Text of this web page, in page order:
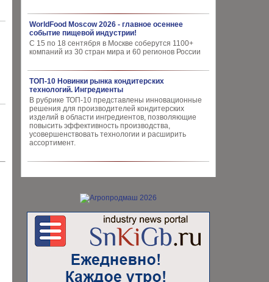
WorldFood Moscow 2026 - главное осеннее
событие пищевой индустрии!
С 15 по 18 сентября в Москве соберутся 1100+
компаний из 30 стран мира и 60 регионов России
ТОП-10 Новинки рынка кондитерских
технологий. Ингредиенты
В рубрике ТОП-10 представлены инновационные
решения для производителей кондитерских
изделий в области ингредиентов, позволяющие
повысить эффективность производства,
усовершенствовать технологии и расширить
ассортимент.